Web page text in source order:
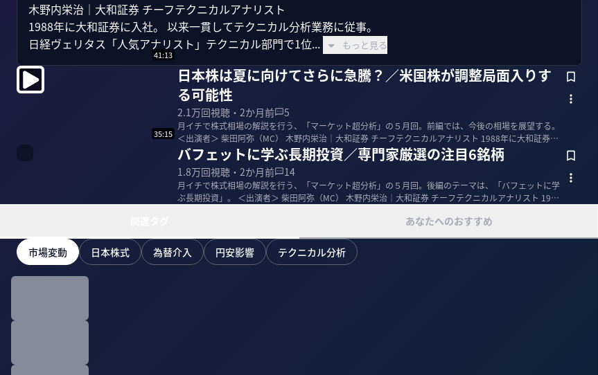
木野内栄治｜大和証券 チーフテクニカルアナリスト
1988年に大和証券に入社。 以来一貫してテクニカル分析業務に従事。
日経ヴェリタス「人気アナリスト」テクニカル部門で1位...
もっと見る
41:13
日本株は夏に向けてさらに急騰？／米国株が調整局面入りす
る可能性
2.1万回視聴・ 2か月前 5
月イチで株式相場の解説を行う、「マーケット超分析」の５月回。前編では、今後の相場を展望する。
＜出演者＞ 柴田阿弥（MC） 木野内栄治｜大和証券 チーフテクニカルアナリスト 1988年に大和証券
に...
35:15
バフェットに学ぶ長期投資／専門家厳選の注目6銘柄
1.8万回視聴・ 2か月前 14
月イチで株式相場の解説を行う、「マーケット超分析」の５月回。後編のテーマは、「バフェットに学
ぶ長期投資」。 ＜出演者＞ 柴田阿弥（MC） 木野内栄治｜大和証券 チーフテクニカルアナリスト 198
あなたへのおすすめ
市場変動 日本株式 為替介入 円安影響 テクニカル分析